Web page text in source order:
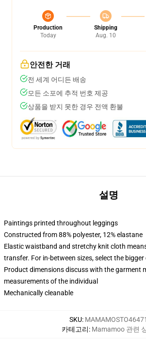
Production
Today
Shipping
Aug. 10
안전한 거래
전 세계 어디든 배송
모든 소포에 추적 번호 제공
상품을 받지 못한 경우 전액 환불
설명
Paintings printed throughout leggings
Constructed from 88% polyester, 12% elastane
Elastic waistband and stretchy knit cloth
transfer. For in-between sizes, select the bigger
Product dimensions discuss with the garment
measurements of the individual
Mechanically cleanable
SKU: MAMAMOSTO46471
카테고리: Mamamoo 관련